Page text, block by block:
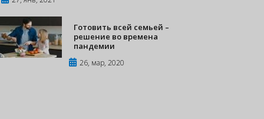
Готовить всей семьей –
решение во времена
пандемии
26, мар, 2020